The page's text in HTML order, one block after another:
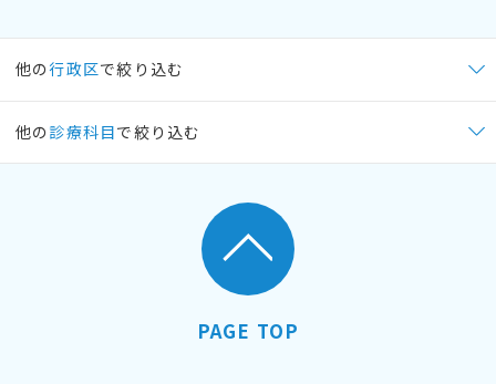
他の行政区で絞り込む
他の 診療科目で絞り込む
PAGE TOP